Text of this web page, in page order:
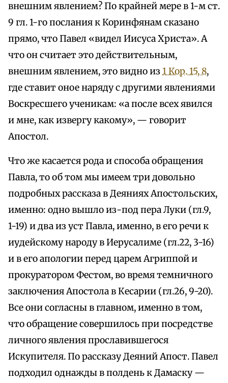
внешним явлением? По крайней мере в 1-м ст.
9 гл. 1-го послания к Коринфянам сказано
прямо, что Павел «видел Иисуса Христа». А
что он считает это действительным,
внешним явлением, это видно из 1 Кор. 15, 8,
где ставит оное наряду с другими явлениями
Воскресшего ученикам: «а после всех явился
и мне, как извергу какому», — говорит
Апостол.
Что же касается рода и способа обращения
Павла, то об том мы имеем три довольно
подробных рассказа в Деяниях Апостольских,
именно: одно вышло из-под пера Луки (гл.9,
1-19) и два из уст Павла, именно, в его речи к
иудейскому народу в Иерусалиме (гл.22, 3-16)
и в его апологии перед царем Агриппой и
прокуратором Фестом, во время темничного
заключения Апостола в Кесарии (гл.26, 9-20).
Все они согласны в главном, именно в том,
что обращение совершилось при посредстве
личного явления прославившегося
Искупителя. По рассказу Деяний Апост. Павел
подходил однажды в полдень к Дамаску —